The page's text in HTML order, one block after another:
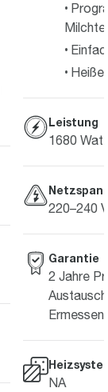
Leistung
1680
220–240
Garantie
2 Jahre
NA